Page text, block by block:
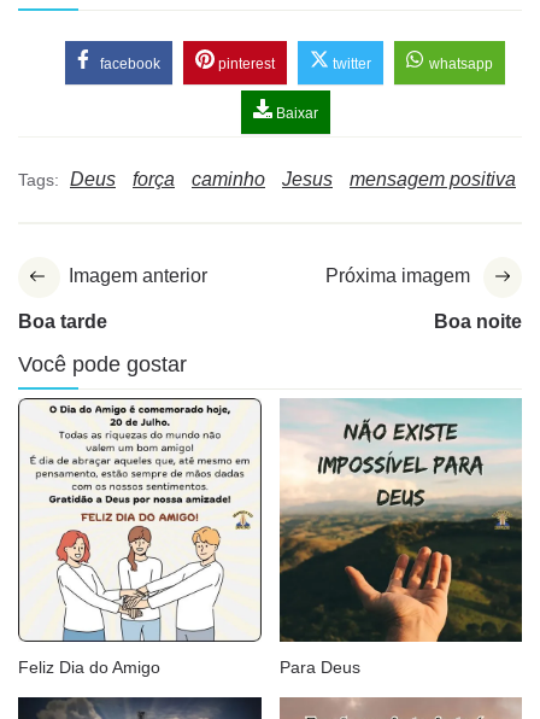
facebook pinterest twitter whatsapp
Baixar
Tags: Deus força caminho Jesus mensagem positiva
Imagem anterior
Boa tarde
Próxima imagem
Boa noite
Você pode gostar
Feliz Dia do Amigo Para Deus